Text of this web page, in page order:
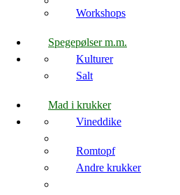
Workshops
Spegepølser m.m.
Kulturer
Salt
Mad i krukker
Vineddike
Romtopf
Andre krukker